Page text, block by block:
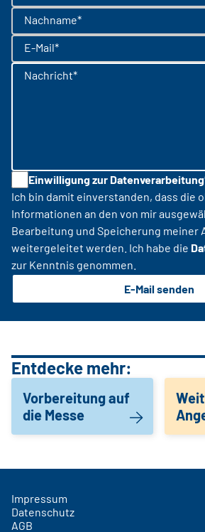
Nachname*
E-Mail*
Nachricht*
Einwilligung zur
Ich bin damit einverstanden, dass die
Informationen an den von mir
Bearbeitung und Speicherung meiner
weitergeleitet werden. Ich habe die
zur Kenntnis genommen.
E-Mail senden
Entdecke mehr:
Vorbereitung auf
die Messe
Impressum
Datenschutz
AGB